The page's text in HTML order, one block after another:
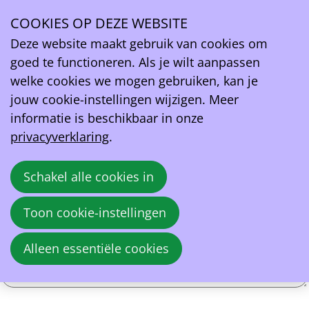
Voornaam*
Naam*
E-mailadres *
COOKIES OP DEZE WEBSITE
Deze website maakt gebruik van cookies om
goed te functioneren. Als je wilt aanpassen
welke cookies we mogen gebruiken, kan je
jouw cookie-instellingen wijzigen. Meer
informatie is beschikbaar in onze
privacyverklaring.
Schakel alle cookies in
Toon cookie-instellingen
Alleen essentiële cookies